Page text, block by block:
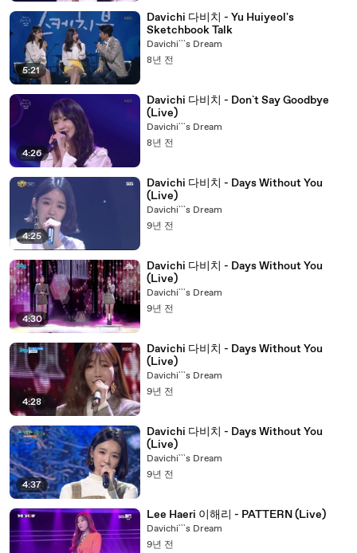
5:21
Davichi 다비치 - Yu Huiyeol's
Sketchbook Talk
Davichi```s Dream
8년 전
4:26
Davichi 다비치 - Don`t Say Goodbye
(Live)
Davichi```s Dream
8년 전
4:25
Davichi 다비치 - Days Without You
(Live)
Davichi```s Dream
9년 전
4:30
Davichi 다비치 - Days Without You
(Live)
Davichi```s Dream
9년 전
4:28
Davichi 다비치 - Days Without You
(Live)
Davichi```s Dream
9년 전
4:37
Davichi 다비치 - Days Without You
(Live)
Davichi```s Dream
9년 전
Lee Haeri 이해리 - PATTERN (Live)
Davichi```s Dream
9년 전